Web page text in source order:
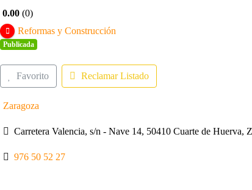
0.00 0
Reformas y Construcción
Publicada
Favorito Reclamar Listado
Zaragoza
Carretera Valencia, s/n - Nave 14, 50410 Cuarte de Huerva,
976 50 52 27